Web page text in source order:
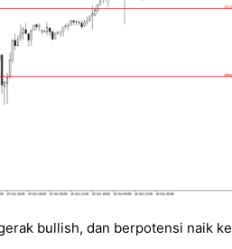
bullish, dan berpotensi naik ke